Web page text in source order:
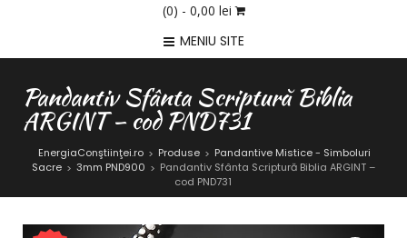
(0) - 0,00 lei
MENIU SITE
Pandantiv Sfânta Scriptură Biblia
ARGINT – cod PND731
EnergiaConştiinţei.ro > Produse > Pandantive Mistice - Simboluri
Sacre > 3mm PND900 > Pandantiv Sfânta Scriptură Biblia ARGINT –
cod PND731